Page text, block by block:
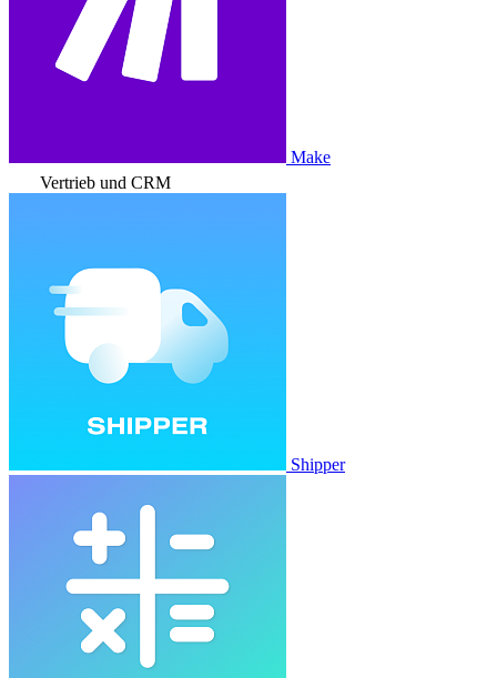
Make
Vertrieb und CRM
Shipper